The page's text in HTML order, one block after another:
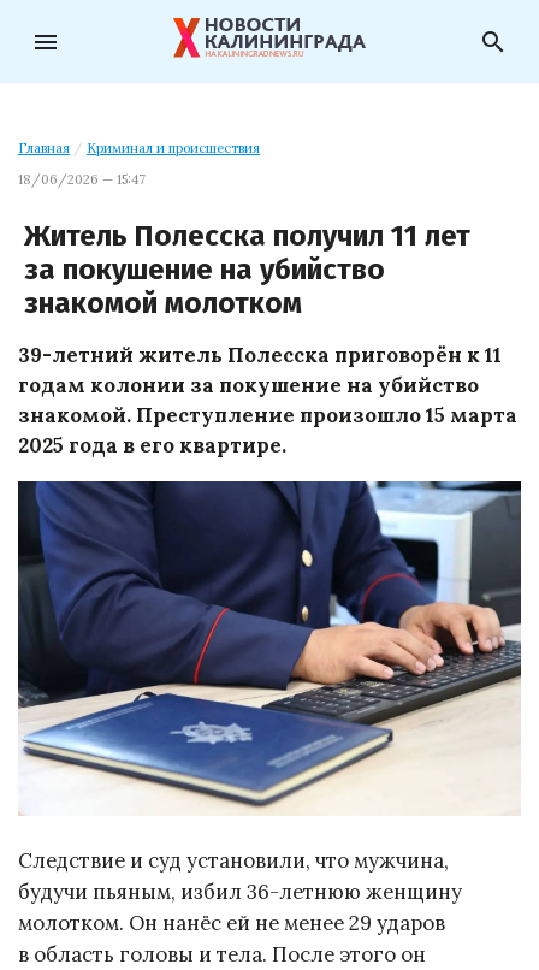
menu search
Главная / Криминал и происшествия
18/06/2026 — 15:47
Житель Полесска получил 11 лет
за покушение на убийство
знакомой молотком
39-летний житель Полесска приговорён к 11
годам колонии за покушение на убийство
знакомой. Преступление произошло 15 марта
2025 года в его квартире.
Следствие и суд установили, что мужчина,
будучи пьяным, избил 36-летнюю женщину
молотком. Он нанёс ей не менее 29 ударов
в область головы и тела. После этого он